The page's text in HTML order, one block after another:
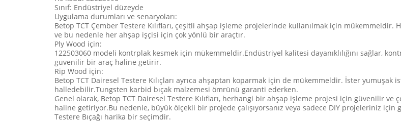
Sınıf: Endüstriyel düzeyde
Uygulama durumları ve senaryoları:
Betop TCT Çember Testere Kılıfları, çeşitli ahşap işleme projelerinde kullanılmak için
ve bu nedenle her ahşap işçisi için çok yönlü bir araçtır.
Ply Wood için:
122503060 modeli kontrplak kesmek için mükemmeldir.Endüstriyel kalitesi dayanıklılığını sağlar,
güvenilir bir araç haline getirir.
Rip Wood için:
Betop TCT Dairesel Testere Kılıçları ayrıca ahşaptan koparmak için de mükemmeldir. İster yumuşak
halledebilir.Tungsten karbid bıçak malzemesi ömrünü garanti ederken.
Genel olarak, Betop TCT Dairesel Testere Kılıfları, herhangi bir ahşap işleme projesi için güvenilir
haline getiriyor.Bu nedenle, büyük ölçekli bir projede çalışıyorsanız veya sadece DIY projeleriniz için
Testere Bıçağı harika bir seçimdir.